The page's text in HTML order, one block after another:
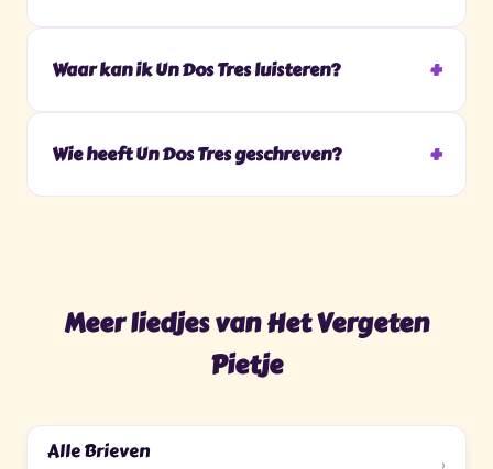
Waar kan ik Un Dos Tres luisteren?
Wie heeft Un Dos Tres geschreven?
Meer liedjes van Het Vergeten
Pietje
Alle Brieven ›